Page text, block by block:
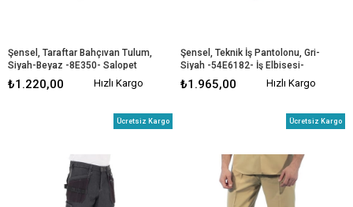
Şensel, Taraftar Bahçıvan Tulum,
Siyah-Beyaz -8E350- Salopet
₺1.220,00 Hızlı Kargo
Şensel, Teknik İş Pantolonu, Gri-
Siyah -54E6182- İş Elbisesi-
Kıyafeti
₺1.965,00 Hızlı Kargo
Ücretsiz Kargo Ücretsiz Kargo